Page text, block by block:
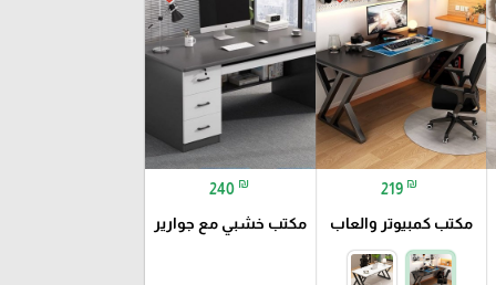
219 ₪
مكتب كمبيوتر والعاب
240 ₪
مكتب خشبي مع جوارير